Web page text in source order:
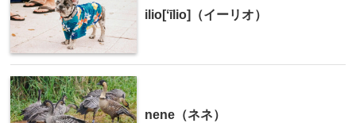
ilio[ʻīlio]（イーリオ）
nene（ネネ）